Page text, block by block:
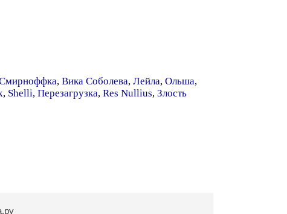
, Вика Соболева, Лейла, Ольша,
, Shelli, Перезагрузка, Res Nullius, Злость